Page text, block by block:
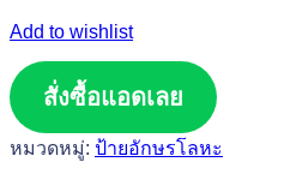
Add to wishlist
สั่งซื้อแอดเลย
หมวดหมู่: ป้ายอักษรโลหะ